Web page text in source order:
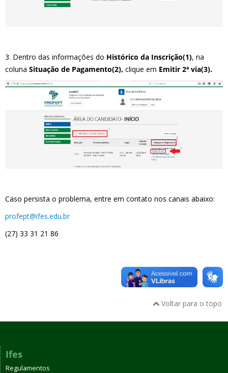
3. Dentro das informações do Histórico da Inscrição(1), na
coluna Situação de Pagamento(2), clique em Emitir 2ª via(3).
Caso persista o problema, entre em contato nos canais abaixo:
profept@ifes.edu.br
(27) 33 31 21 86
Voltar para o topo
Ifes
Regulamentos